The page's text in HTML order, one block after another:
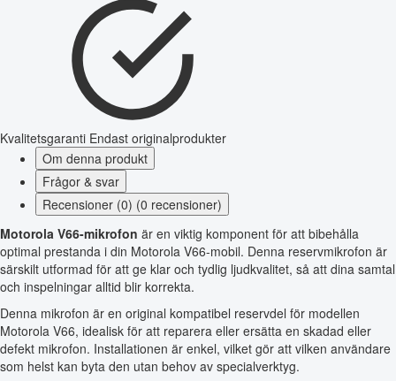
Kvalitetsgaranti Endast originalprodukter
Om denna produkt
Frågor & svar
Recensioner (0) (0 recensioner)
Motorola V66-mikrofon är en viktig komponent för att bibehålla
optimal prestanda i din Motorola V66-mobil. Denna reservmikrofon är
särskilt utformad för att ge klar och tydlig ljudkvalitet, så att dina samtal
och inspelningar alltid blir korrekta.
Denna mikrofon är en original kompatibel reservdel för modellen
Motorola V66, idealisk för att reparera eller ersätta en skadad eller
defekt mikrofon. Installationen är enkel, vilket gör att vilken användare
som helst kan byta den utan behov av specialverktyg.